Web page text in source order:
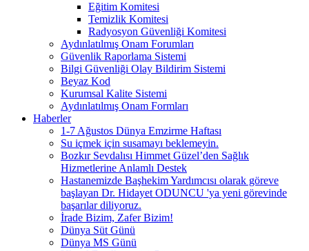
Eğitim Komitesi
Temizlik Komitesi
Radyosyon Güvenliği Komitesi
Aydınlatılmış Onam Forumları
Güvenlik Raporlama Sistemi
Bilgi Güvenliği Olay Bildirim Sistemi
Beyaz Kod
Kurumsal Kalite Sistemi
Aydınlatılmış Onam Formları
Haberler
1-7 Ağustos Dünya Emzirme Haftası
Su içmek için susamayı beklemeyin.
Bozkır Sevdalısı Himmet Güzel’den Sağlık
Hizmetlerine Anlamlı Destek
Hastanemizde Başhekim Yardımcısı olarak göreve
başlayan Dr. Hidayet ODUNCU 'ya yeni görevinde
başarılar diliyoruz.
İrade Bizim, Zafer Bizim!
Dünya Süt Günü
Dünya MS Günü